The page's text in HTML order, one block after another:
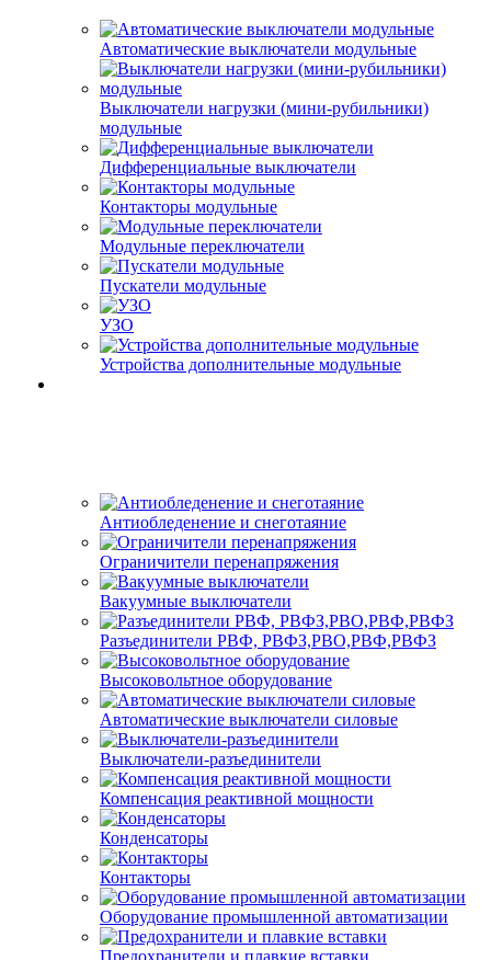
Автоматические выключатели модульные
Выключатели нагрузки (мини-рубильники)
модульные
Дифференциальные выключатели
Контакторы модульные
Модульные переключатели
Пускатели модульные
УЗО
Устройства дополнительные модульные
Антиобледенение и снеготаяние
Ограничители перенапряжения
Вакуумные выключатели
Разъединители РВФ, РВФЗ,РВО,РВФ,РВФЗ
Высоковольтное оборудование
Автоматические выключатели cиловые
Выключатели-разъединители
Компенсация реактивной мощности
Конденсаторы
Контакторы
Оборудование промышленной автоматизации
Предохранители и плавкие вставки